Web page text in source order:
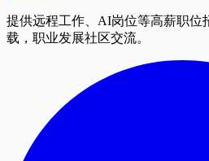
提供远程工作、AI岗位等高薪职位
载，职业发展社区交流。